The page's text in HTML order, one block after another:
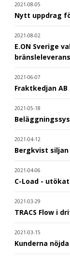
2021-08-05
Nytt uppdrag
2021-08-02
E.ON Sverige
2021-06-07
Fraktkedjan
2021-05-18
2021-04-12
Bergkvist
2021-04-06
C-Load -
2021-03-29
TRACS Flow i
2021-03-15
Kunderna